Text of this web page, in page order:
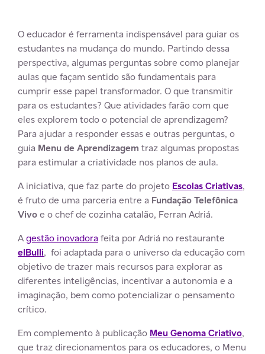
O educador é ferramenta indispensável para guiar os
estudantes na mudança do mundo. Partindo dessa
perspectiva, algumas perguntas sobre como planejar
aulas que façam sentido são fundamentais para
cumprir esse papel transformador. O que transmitir
para os estudantes? Que atividades farão com que
eles explorem todo o potencial de aprendizagem?
Para ajudar a responder essas e outras perguntas, o
guia Menu de Aprendizagem traz algumas propostas
para estimular a criatividade nos planos de aula.
A iniciativa, que faz parte do projeto Escolas Criativas,
é fruto de uma parceria entre a Fundação Telefônica
Vivoe o chef de cozinha catalão, Ferran Adriá.
Agestão inovadorafeita por Adriá no restaurante
elBulli, foi adaptada para o universo da educação com
objetivo de trazer mais recursos para explorar as
diferentes inteligências, incentivar a autonomia e a
imaginação, bem como potencializar o pensamento
crítico.
Em complemento à publicação Meu Genoma Criativo,
que traz direcionamentos para os educadores, o Menu